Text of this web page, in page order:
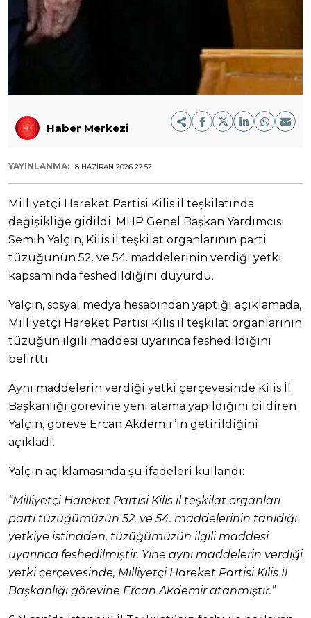
Haber Merkezi
YAYINLANMA: 8 HAZIRAN 2026 22:52
Milliyetçi Hareket Partisi Kilis il teşkilatında
değişikliğe gidildi. MHP Genel Başkan Yardımcısı
Semih Yalçın, Kilis il teşkilat organlarının parti
tüzüğünün 52. ve 54. maddelerinin verdiği yetki
kapsamında feshedildiğini duyurdu.
Yalçın, sosyal medya hesabından yaptığı açıklamada,
Milliyetçi Hareket Partisi Kilis il teşkilat organlarının
tüzüğün ilgili maddesi uyarınca feshedildiğini
belirtti.
Aynı maddelerin verdiği yetki çerçevesinde Kilis İl
Başkanlığı görevine yeni atama yapıldığını bildiren
Yalçın, göreve Ercan Akdemir’in getirildiğini
açıkladı.
Yalçın açıklamasında şu ifadeleri kullandı:
“Milliyetçi Hareket Partisi Kilis il teşkilat organları
parti tüzüğümüzün 52. ve 54. maddelerinin tanıdığı
yetkiye istinaden, tüzüğümüzün ilgili maddesi
uyarınca feshedilmiştir. Yine aynı maddelerin verdiği
yetki çerçevesinde, Milliyetçi Hareket Partisi Kilis İl
Başkanlığı görevine Ercan Akdemir atanmıştır.”